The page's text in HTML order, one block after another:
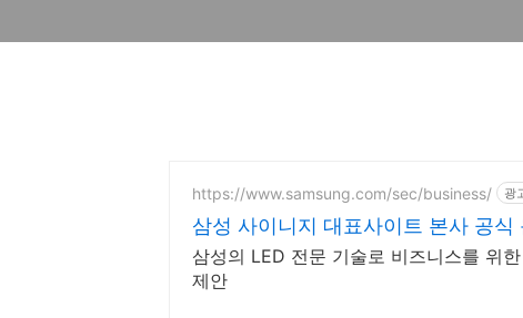
https://www.samsung.com/sec/business/ 광
삼성 사이니지 대표사이트 본사 공식
삼성의 LED 전문 기술로 비즈니스를 위
제안